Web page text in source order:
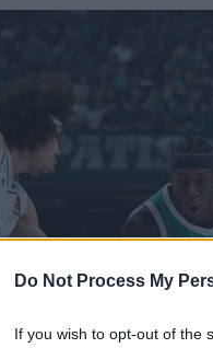
Do Not Process My
If you wish to opt-out of the